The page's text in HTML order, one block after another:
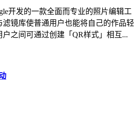
开发的一款全面而专业的照片编辑工
镜库使普通用户也能将自己的作品轻
之间可通过创建「QR样式」相互...